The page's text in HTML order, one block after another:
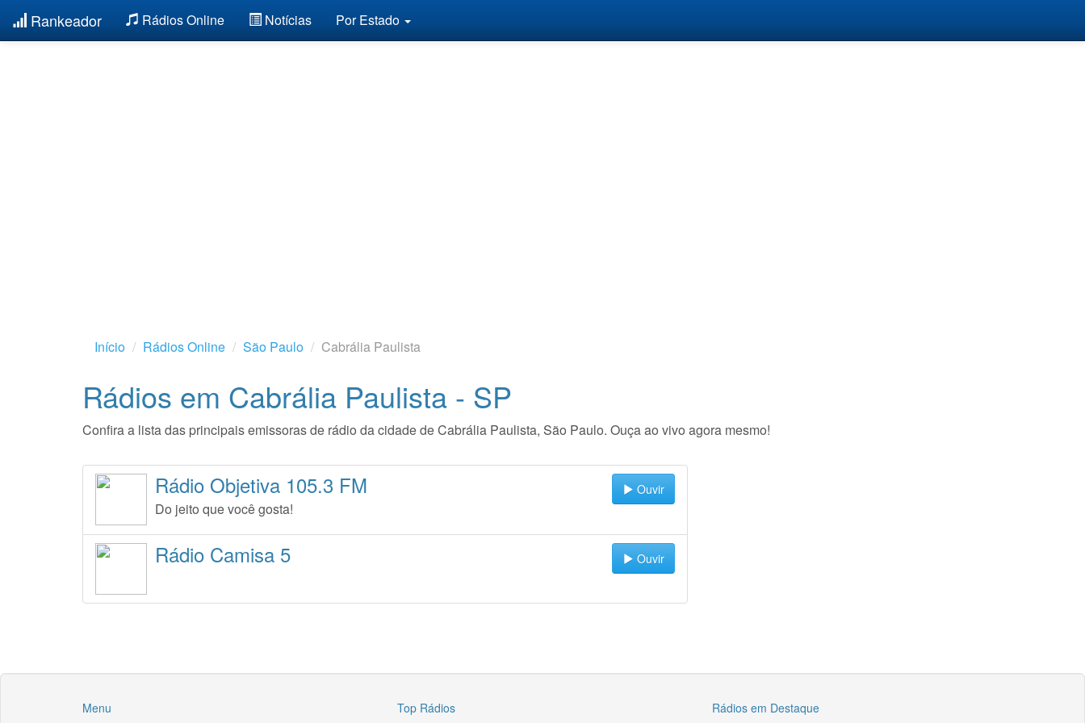
Rankeador Rádios Online Notícias Por Estado
Início Rádios Online São Paulo Cabrália Paulista
Rádios em Cabrália Paulista - SP
Confira a lista das principais emissoras de rádio da cidade de Cabrália Paulista, São Paulo. Ouça ao vivo agora mesmo!
Ouvir
Rádio Objetiva 105.3 FM
Do jeito que você gosta!
Ouvir
Rádio Camisa 5
Menu Top Rádios Rádios em Destaque